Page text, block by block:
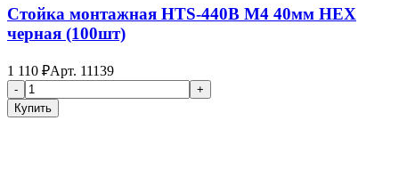
Стойка монтажная HTS-440B M4 40мм HEX
черная (100шт)
1 110 ₽Арт. 11139
-
+
Купить